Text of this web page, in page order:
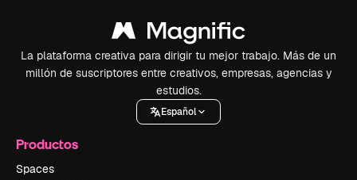
La plataforma creativa para dirigir tu mejor trabajo. Más de un
millón de suscriptores entre creativos, empresas, agencias y
estudios.
Español
Productos
Spaces